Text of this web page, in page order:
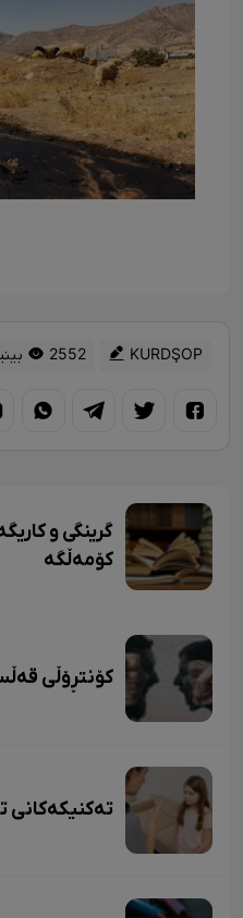
KURDŞOP 2552 بینین
گرینگی و
کۆمەڵگە
کۆنتڕۆڵی
تەکنیکەکانی